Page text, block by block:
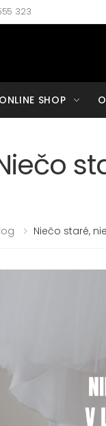
323
ONLINE SHOP
Niečo staré,